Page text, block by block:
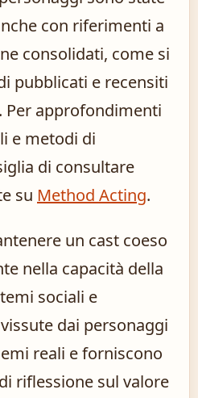
con riferimenti a
consolidati, come si
pubblicati e recensiti
Per approfondimenti
e metodi di
di consultare
su Method Acting.
un cast coeso
nella capacità della
sociali e
dai personaggi
reali e forniscono
riflessione sul valore